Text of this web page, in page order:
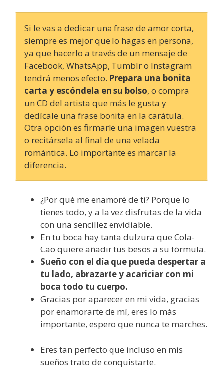
Si le vas a dedicar una frase de amor corta,
siempre es mejor que lo hagas en persona,
ya que hacerlo a través de un mensaje de
Facebook, WhatsApp, Tumblr o Instagram
tendrá menos efecto. Prepara una bonita
carta y escóndela en su bolso, o compra
un CD del artista que más le gusta y
dedícale una frase bonita en la carátula.
Otra opción es firmarle una imagen vuestra
o recitársela al final de una velada
romántica. Lo importante es marcar la
diferencia.
¿Por qué me enamoré de ti? Porque lo
tienes todo, y a la vez disfrutas de la vida
con una sencillez envidiable.
En tu boca hay tanta dulzura que Cola-
Cao quiere añadir tus besos a su fórmula.
Sueño con el día que pueda despertar a
tu lado, abrazarte y acariciar con mi
boca todo tu cuerpo.
Gracias por aparecer en mi vida, gracias
por enamorarte de mí, eres lo más
importante, espero que nunca te marches.
Eres tan perfecto que incluso en mis
sueños trato de conquistarte.